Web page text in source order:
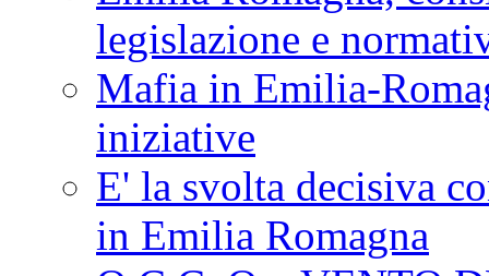
legislazione e
Mafia in Emilia-
iniziative
E' la svolta decisiva
in Emilia Romagna